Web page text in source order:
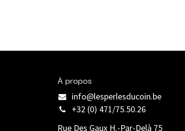
À propos
info@lesperlesducoin.be​
+32 (0) 471/75.50.26
Rue Des Gaux H.-Par-Delà 75